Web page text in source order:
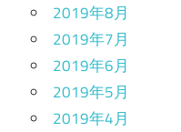
2019年8月
2019年7月
2019年6月
2019年5月
2019年4月